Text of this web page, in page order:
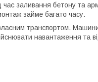
заливання бетону та
займе багато часу.
транспортом.
навантаження та